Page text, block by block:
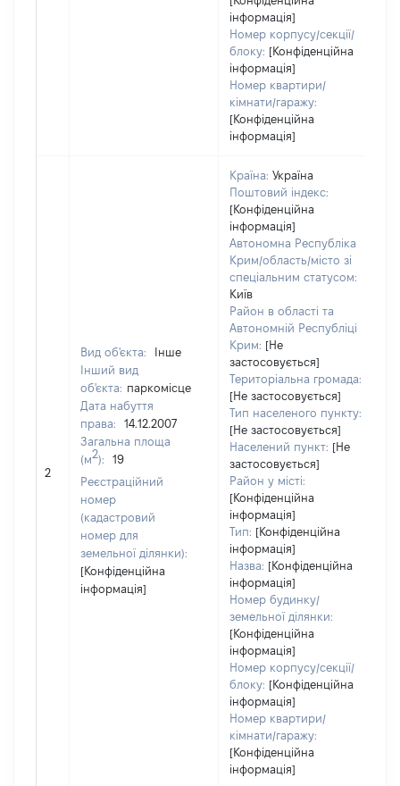
інформація]
Номер корпусу/секції/
блоку: [Конфіденційна
інформація]
Номер квартири/
кімнати/гаражу:
[Конфіденційна
інформація]
2
Вид об'єкта:
Інше
Інший вид
об'єкта: паркомісце
Дата набуття
права:
14.12.2007
Загальна площа
(м2):
19
Реєстраційний
номер
(кадастровий
номер для
земельної ділянки):
[Конфіденційна
інформація]
Країна: Україна
Поштовий індекс:
[Конфіденційна
інформація]
Автономна Республіка
Крим/область/місто зі
спеціальним статусом:
Київ
Район в області та
Автономній Республіці
Крим: [Не
застосовується]
Територіальна громада:
[Не застосовується]
Тип населеного пункту:
[Не застосовується]
Населений пункт: [Не
застосовується]
Район у місті:
[Конфіденційна
інформація]
Тип: [Конфіденційна
інформація]
Назва: [Конфіденційна
інформація]
Номер будинку/
земельної ділянки:
[Конфіденційна
інформація]
Номер корпусу/секції/
блоку: [Конфіденційна
інформація]
Номер квартири/
кімнати/гаражу:
[Конфіденційна
інформація]